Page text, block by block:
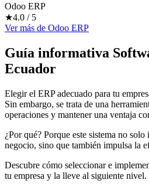
Odoo ERP
★4.0 / 5
Ver más de Odoo ERP
Guía informativa
Ecuador
Elegir el ERP adecuado para tu
Sin embargo, se trata de una
operaciones y mantener una ventaja
¿Por qué? Porque este sistema no
negocio, sino que también impulsa la
Descubre cómo seleccionar e
tu empresa y la lleve al siguiente nivel.